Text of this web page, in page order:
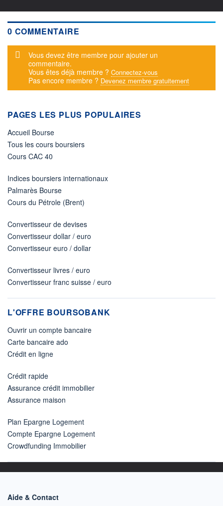
0 COMMENTAIRE
Message d'alerte
Vous devez être membre pour ajouter un
commentaire.
Vous êtes déjà membre ? Connectez-vous
Pas encore membre ? Devenez membre gratuitement
PAGES LES PLUS POPULAIRES
Accueil Bourse
Tous les cours boursiers
Cours CAC 40
Indices boursiers internationaux
Palmarès Bourse
Cours du Pétrole (Brent)
Convertisseur de devises
Convertisseur dollar / euro
Convertisseur euro / dollar
Convertisseur livres / euro
Convertisseur franc suisse / euro
L'OFFRE BOURSOBANK
Ouvrir un compte bancaire
Carte bancaire ado
Crédit en ligne
Crédit rapide
Assurance crédit immobilier
Assurance maison
Plan Epargne Logement
Compte Epargne Logement
Crowdfunding Immobilier
Aide & Contact